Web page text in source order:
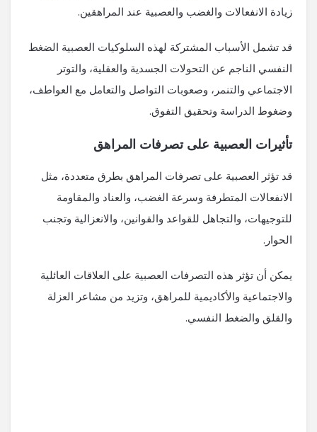
زيادة الانفعالات والغضب والعصبية عند المراهقين.
قد تشمل الأسباب المشتركة لهذه السلوكيات العصبية الضغط
النفسي الناجم عن التحولات الجسدية والعقلية، والتوتر
الاجتماعي والتنمر، وصعوبات التواصل والتعامل مع العواطف،
وضغوط الدراسة وتحقيق التفوق.
تأثيرات العصبية على تصرفات المراهق
قد تؤثر العصبية على تصرفات المراهق بطرق متعددة، مثل
الانفعالات المتطرفة وسرعة الغضب، والعناد والمقاومة
للتوجيهات، والتجاهل للقواعد والقوانين، والانعزالية وتجنب
الحوار.
يمكن أن تؤثر هذه التصرفات العصبية على العلاقات العائلية
والاجتماعية والأكاديمية للمراهق، وتزيد من مشاعر العزلة
والقلق والضغط النفسي.